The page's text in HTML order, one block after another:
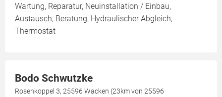
Wartung, Reparatur, Neuinstallation / Einbau,
Austausch, Beratung, Hydraulischer Abgleich,
Thermostat
Bodo Schwutzke
Rosenkoppel 3, 25596 Wacken (23km von 25596